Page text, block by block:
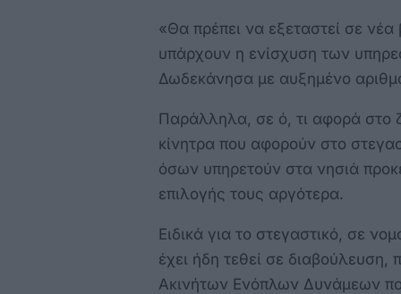
«Θα πρέπει να εξεταστεί σε
υπάρχουν η ενίσχυση των
Δωδεκάνησα με αυξημένο
Παράλληλα, σε ό, τι αφορά στο
κίνητρα που αφορούν στο
όσων υπηρετούν στα νησιά
επιλογής τους αργότερα.
Ειδικά για το στεγαστικό, σε
έχει ήδη τεθεί σε διαβούλευση,
Ακινήτων Ενόπλων Δυνάμεων